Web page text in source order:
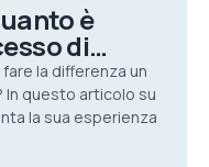
è
di
la differenza un
questo articolo su
la sua esperienza